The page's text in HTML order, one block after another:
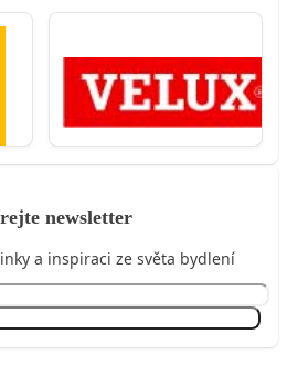
newsletter
a inspiraci ze světa bydlení